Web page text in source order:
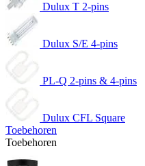
Dulux T 2-pins
Dulux S/E 4-pins
PL-Q 2-pins & 4-pins
Dulux CFL Square
Toebehoren
Toebehoren